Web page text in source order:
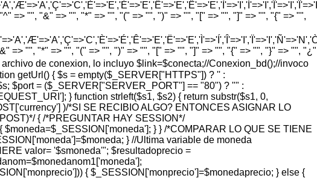
=> "", "&" => "", "*" => "", "(" => "", ")" => "", "[" => "", "]" => "", "{" => "",
=> "", "*" => "", "(" => "", ")" => "", "[" => "", "]" => "", "{" => "", "}" => "", "¿"
de conexion, lo incluyo $link=$conecta;//Conexion_bd();//invoco
getUrl() { $s = empty($_SERVER["HTTPS"]) ? '' :
$port = ($_SERVER["SERVER_PORT"] == "80") ? "" :
} function strleft($s1, $s2) { return substr($s1, 0,
)/*SI SE RECIBIO ALGO? ENTONCES ASIGNAR LO
{ /*PREGUNTAR HAY SESSION*/
} } /*COMPARAR LO QUE SE TIENE
} //Ultima variable de moneda
valor= '$smoneda'"; $resultadoprecio =
{ $_SESSION['monprecio']=$monedaprecio; } else {